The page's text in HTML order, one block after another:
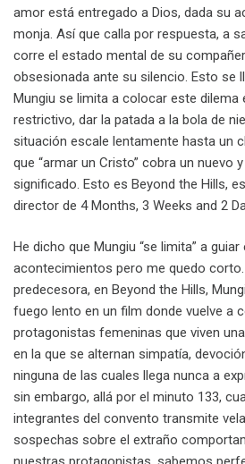
amor está entregado a Dios, dada su
monja. Así que calla por respuesta, a
corre el estado mental de su
obsesionada ante su silencio. Esto se
Mungiu se limita a colocar este dilema
restrictivo, dar la patada a la bola de
situación escale lentamente hasta un
que “armar un Cristo” cobra un nuevo
significado. Esto es Beyond the Hills,
director de 4 Months, 3 Weeks and 2
He dicho que Mungiu “se limita” a
acontecimientos pero me quedo
predecesora, en Beyond the Hills,
fuego lento en un film donde vuelve a
protagonistas femeninas que viven
en la que se alternan simpatía,
ninguna de las cuales llega nunca a
sin embargo, allá por el minuto 133,
integrantes del convento transmite
sospechas sobre el extraño